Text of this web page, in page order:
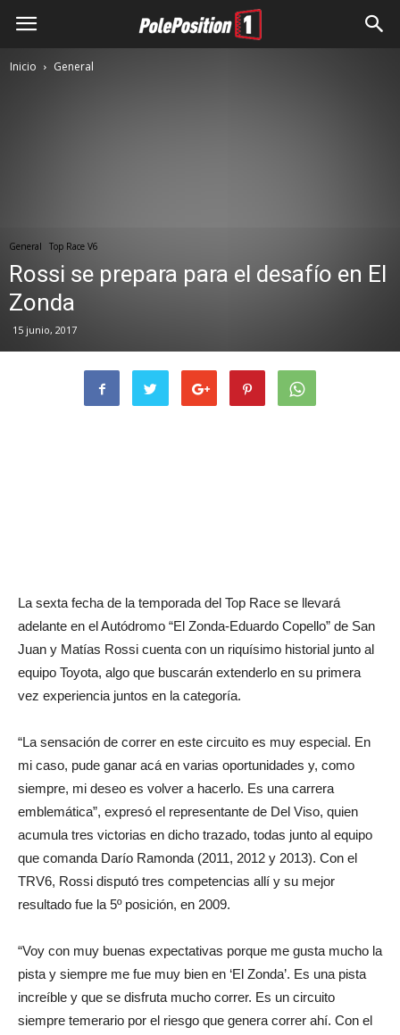
Inicio General
General Top Race V6
Rossi se prepara para el desafío en El
Zonda
15 junio, 2017
La sexta fecha de la temporada del Top Race se llevará
adelante en el Autódromo “El Zonda-Eduardo Copello” de San
Juan y Matías Rossi cuenta con un riquísimo historial junto al
equipo Toyota, algo que buscarán extenderlo en su primera
vez experiencia juntos en la categoría.
“La sensación de correr en este circuito es muy especial. En
mi caso, pude ganar acá en varias oportunidades y, como
siempre, mi deseo es volver a hacerlo. Es una carrera
emblemática”, expresó el representante de Del Viso, quien
acumula tres victorias en dicho trazado, todas junto al equipo
que comanda Darío Ramonda (2011, 2012 y 2013). Con el
TRV6, Rossi disputó tres competencias allí y su mejor
resultado fue la 5º posición, en 2009.
“Voy con muy buenas expectativas porque me gusta mucho la
pista y siempre me fue muy bien en ‘El Zonda’. Es una pista
increíble y que se disfruta mucho correr. Es un circuito
siempre temerario por el riesgo que genera correr ahí. Con el